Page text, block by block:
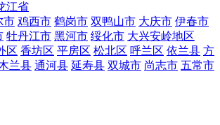
江省
市 鸡西市 鹤岗市 双鸭山市 大庆市 伊春市
牡丹江市 黑河市 绥化市 大兴安岭地区
区 香坊区 平房区 松北区 呼兰区 依兰县 方
兰县 通河县 延寿县 双城市 尚志市 五常市